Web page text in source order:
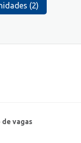
(2)
de vagas